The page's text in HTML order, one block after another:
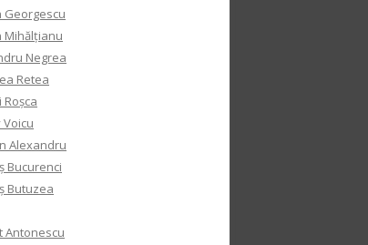
Georgescu
Mihălțianu
Negrea
Retea
Voicu
Alexandru
Bucurenci
Butuzea
Antonescu